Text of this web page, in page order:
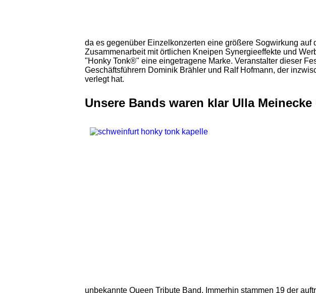
da es gegenüber Einzelkonzerten eine größere Sogwirkung auf
Zusammenarbeit mit örtlichen Kneipen Synergieeffekte und
"Honky Tonk®" eine eingetragene Marke. Veranstalter dieser
Geschäftsführern Dominik Brähler und Ralf Hofmann, der
verlegt hat.
Unsere Bands waren klar Ulla
unbekannte Queen Tribute Band. Immerhin stammen 19 der